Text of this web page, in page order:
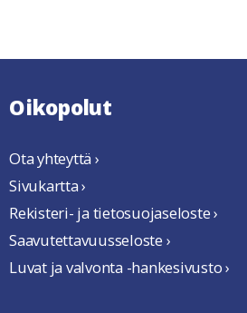
Oikopolut
Ota yhteyttä ›
Sivukartta ›
Rekisteri- ja tietosuojaseloste ›
Saavutettavuusseloste ›
Luvat ja valvonta -hankesivusto ›